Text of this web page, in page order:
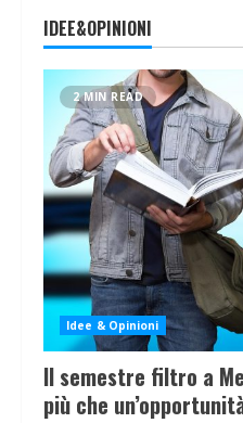
IDEE&OPINIONI
2 MIN READ
Idee & Opinioni
Il semestre filtro a
più che